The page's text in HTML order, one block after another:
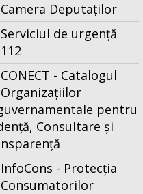
Camera Deputaților
Serviciul de urgență
112
CONECT - Catalogul
Organizațiilor
pentru
Consultare și
InfoCons - Protecția
Consumatorilor